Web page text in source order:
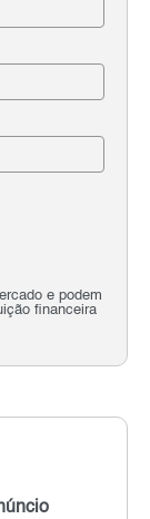
e podem
financeira